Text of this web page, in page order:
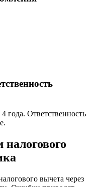
года. Ответственность
вычета через